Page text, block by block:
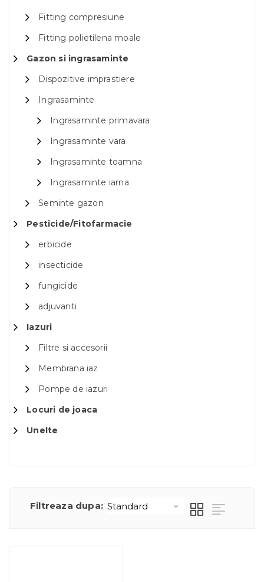
Fitting compresiune
Fitting polietilena moale
Gazon si ingrasaminte
Dispozitive imprastiere
Ingrasaminte
Ingrasaminte primavara
Ingrasaminte vara
Ingrasaminte toamna
Ingrasaminte iarna
Seminte gazon
Pesticide/Fitofarmacie
erbicide
insecticide
fungicide
adjuvanti
Iazuri
Filtre si accesorii
Membrana iaz
Pompe de iazuri
Locuri de joaca
Unelte
Filtreaza dupa: